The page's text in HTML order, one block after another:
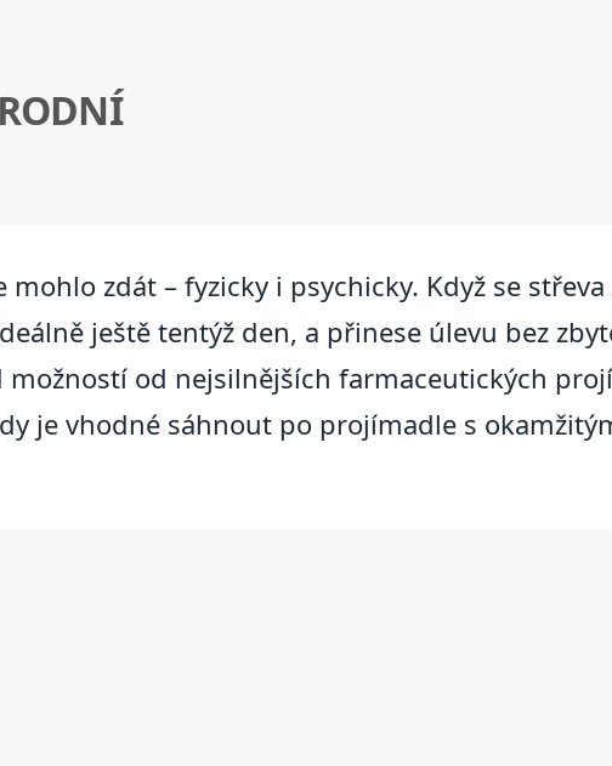
zdát – fyzicky i psychicky. Když se střeva
ještě tentýž den, a přinese úlevu bez
od nejsilnějších farmaceutických
je vhodné sáhnout po projímadle s